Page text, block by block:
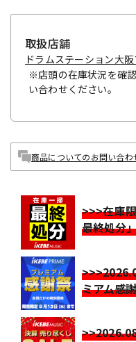
取扱店舗
ドラムステーション大
※店頭の在庫状況を確
い合わせください。
商品についてのお問い合わ
>>>在庫
最終処分
ミアム感